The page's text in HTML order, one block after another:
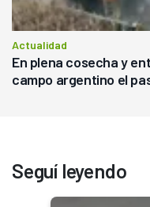
Actualidad
En plena cosecha y
campo argentino el
Seguí leyendo